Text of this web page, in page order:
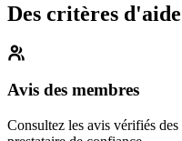
Des critères
Avis des membres
Consultez les avis vérifiés